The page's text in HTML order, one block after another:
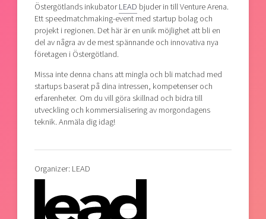
Östergötlands inkubatorLEAD bjuder in till Venture Arena.
Ett speedmatchmaking-event med startup bolag och
projekt i regionen. Det här är en unik möjlighet att bli en
del av några av de mest spännande och innovativa nya
företagen i Östergötland.
Missa inte denna chans att mingla och bli matchad med
startups baserat på dina intressen, kompetenser och
erfarenheter. Om du vill göra skillnad och bidra till
utveckling och kommersialisering av morgondagens
teknik. Anmäla dig idag!
Organizer: LEAD